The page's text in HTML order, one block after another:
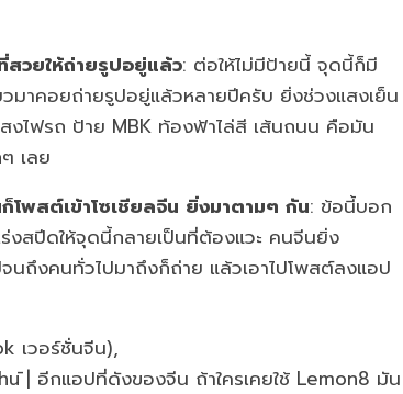
วยให้ถ่ายรูปอยู่แล้ว: ต่อให้ไม่มีป้ายนี้ จุดนี้ก็มี
มาคอยถ่ายรูปอยู่แล้วหลายปีครับ ยิ่งช่วงแสงเย็น
งไฟรถ ป้าย MBK ท้องฟ้าไล่สี เส้นถนน คือมัน
เลย
โพสต์เข้าโซเชียลจีน ยิ่งมาตามๆ กัน: ข้อนี้บอก
งสปีดให้จุดนี้กลายเป็นที่ต้องแวะ คนจีนยิ่ง
ถึงคนทั่วไปมาถึงก็ถ่าย แล้วเอาไปโพสต์ลงแอป
เวอร์ชั่นจีน),
| อีกแอปที่ดังของจีน ถ้าใครเคยใช้ Lemon8 มัน